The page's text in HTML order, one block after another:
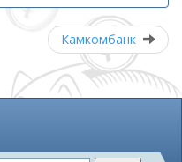
Камкомбанк